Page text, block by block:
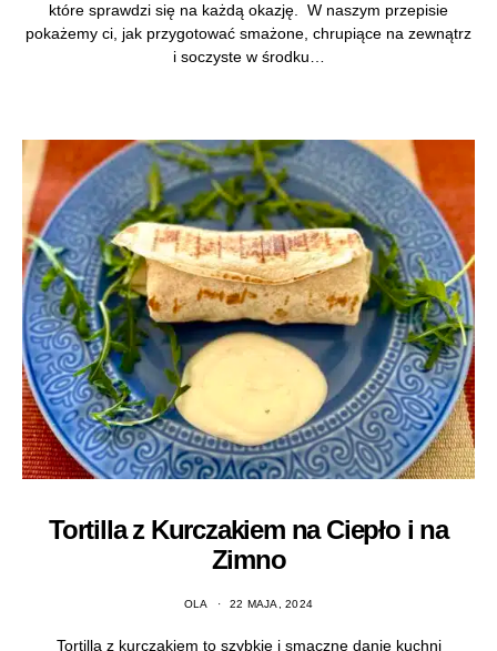
które sprawdzi się na każdą okazję. W naszym przepisie
pokażemy ci, jak przygotować smażone, chrupiące na zewnątrz
i soczyste w środku…
Tortilla z Kurczakiem na Ciepło i na
Zimno
OLA 22 MAJA, 2024
Tortilla z kurczakiem to szybkie i smaczne danie kuchni